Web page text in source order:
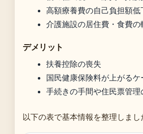
高額療養費の自己負担額低
介護施設の居住費・食費
デメリット
扶養控除の喪失
国民健康保険料が上がるケ
手続きの手間や住民票管理
以下の表で基本情報を整理しまし